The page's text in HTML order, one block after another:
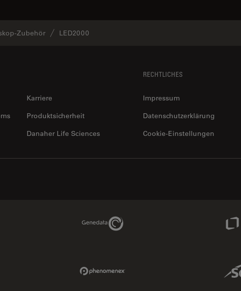
Zubehör LED2000
Karriere
Produktsicherheit
Danaher Life Sciences
RECHTLICHES
Impressum
Datenschutzerklärung
Cookie-Einstellungen
Genedata Link
Link